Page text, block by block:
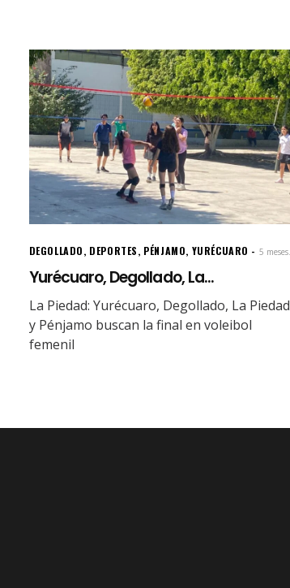
DEGOLLADO, DEPORTES, PÉNJAMO, YURÉCUARO 5 meses.
Yurécuaro, Degollado, La...
La Piedad: Yurécuaro, Degollado, La Piedad
y Pénjamo buscan la final en voleibol
femenil